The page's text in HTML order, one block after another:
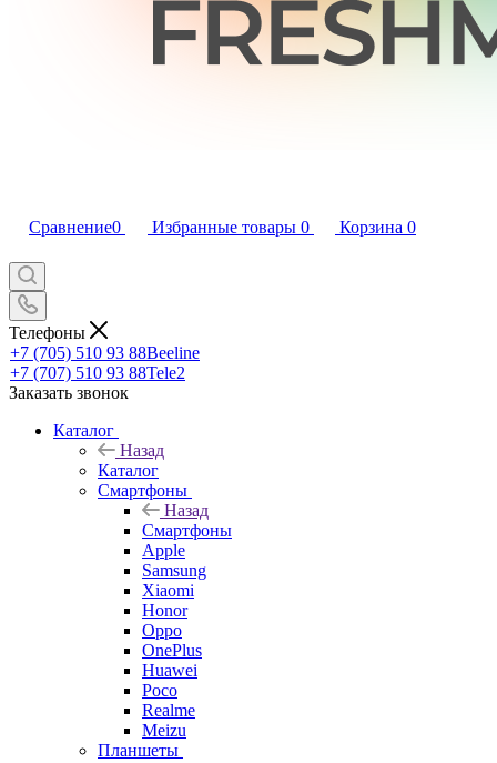
Сравнение0 Избранные товары 0 Корзина 0
Телефоны
+7 (705) 510 93 88Beeline
+7 (707) 510 93 88Tele2
Заказать звонок
Каталог
Назад
Каталог
Смартфоны
Назад
Смартфоны
Apple
Samsung
Xiaomi
Honor
Oppo
OnePlus
Huawei
Poco
Realme
Meizu
Планшеты